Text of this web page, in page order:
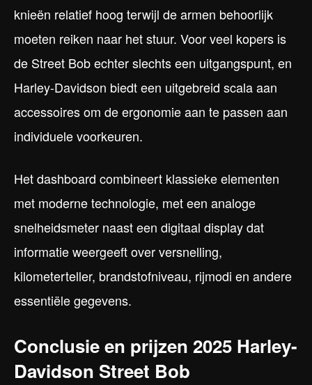
knieën relatief hoog terwijl de armen behoorlijk
moeten reiken naar het stuur. Voor veel kopers is
de Street Bob echter slechts een uitgangspunt, en
Harley-Davidson biedt een uitgebreid scala aan
accessoires om de ergonomie aan te passen aan
individuele voorkeuren.
Het dashboard combineert klassieke elementen
met moderne technologie, met een analoge
snelheidsmeter naast een digitaal display dat
informatie weergeeft over versnelling,
kilometerteller, brandstofniveau, rijmodi en andere
essentiële gegevens.
Conclusie en prijzen 2025 Harley-
Davidson Street Bob